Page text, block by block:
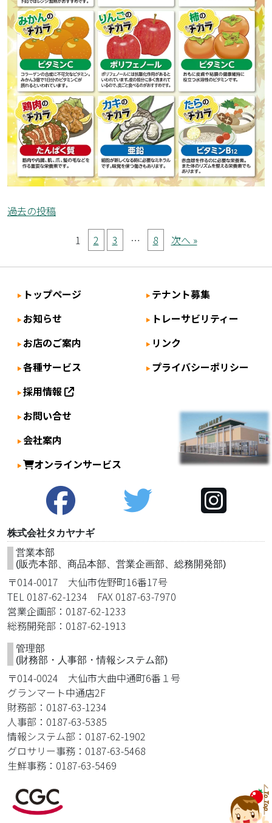
投
ビ
ー
シ
ョ
過去の投稿
1
2 3 … 8 次へ »
トップページ
お知らせ
お店のご案内
各種サービス
採用情報
お問い合せ
会社案内
オンラインサービス
テナント募集
トレーサビリティー
リンク
プライバシーポリシー
株式会社タカヤナギ
営業本部
(販売本部、商品本部、営業企画部、総務開発部)
〒014-0017 大仙市佐野町16番17号
TEL 0187-62-1234 FAX 0187-63-7970
営業企画部：0187-62-1233
総務開発部：0187-62-1913
管理部
(財務部・人事部・情報システム部)
〒014-0024 大仙市大曲中通町6番１号
グランマート中通店2F
財務部：0187-63-1234
人事部：0187-63-5385
情報システム部：0187-62-1902
グロサリー事務：0187-63-5468
生鮮事務：0187-63-5469